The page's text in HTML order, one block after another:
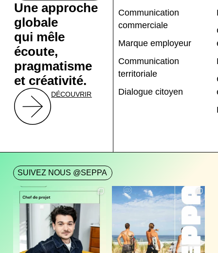
Une approche
globale
qui mêle
écoute,
pragmatisme
et créativité.
DÉCOUVRIR
Communication
commerciale
Marque employeur
Communication
territoriale
Dialogue citoyen
SUIVEZ NOUS @SEPPA